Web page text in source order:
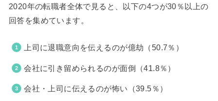
2020年の転職者全体で見ると、以下の4つが30％以上の
回答を集めています。
上司に退職意向を伝えるのが億劫（50.7％）
会社に引き留められるのが面倒（41.8％）
会社・上司に伝えるのが怖い（39.5％）